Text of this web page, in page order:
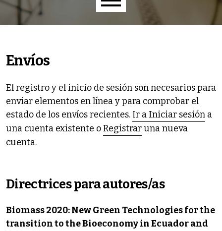
Menú principal
Envíos
El registro y el inicio de sesión son necesarios para
enviar elementos en línea y para comprobar el
estado de los envíos recientes. Ir a Iniciar sesión a
una cuenta existente oRegistraruna nueva
cuenta.
Directrices para autores/as
Biomass 2020: New Green Technologies for the
transition to the Bioeconomy in Ecuador and